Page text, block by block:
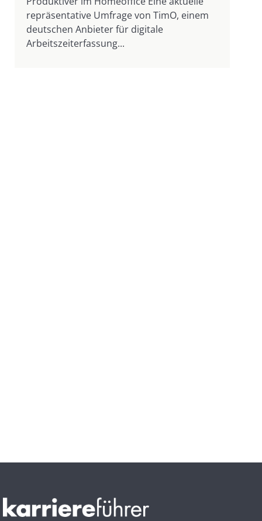
repräsentative Umfrage von TimO, einem
deutschen Anbieter für digitale
Arbeitszeiterfassung...